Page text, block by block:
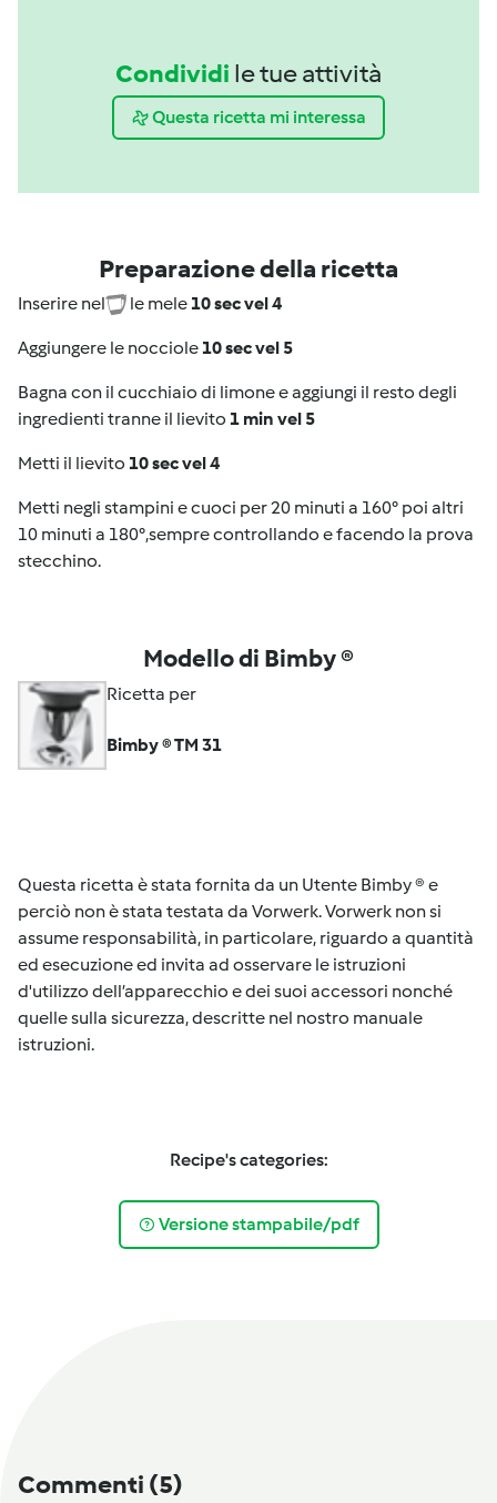
Condividi le tue attività
Questa ricetta mi interessa
Preparazione della ricetta
Inserire nel le mele 10 sec vel 4
Aggiungere le nocciole 10 sec vel 5
Bagna con il cucchiaio di limone e aggiungi il resto degli
ingredienti tranne il lievito 1 min vel 5
Metti il lievito 10 sec vel 4
Metti negli stampini e cuoci per 20 minuti a 160° poi altri
10 minuti a 180°,sempre controllando e facendo la prova
stecchino.
Modello di Bimby ®
Ricetta per
Bimby ® TM 31
Questa ricetta è stata fornita da un Utente Bimby ® e
perciò non è stata testata da Vorwerk. Vorwerk non si
assume responsabilità, in particolare, riguardo a quantità
ed esecuzione ed invita ad osservare le istruzioni
d'utilizzo dell’apparecchio e dei suoi accessori nonché
quelle sulla sicurezza, descritte nel nostro manuale
istruzioni.
Recipe's categories:
Versione stampabile/pdf
Commenti (5)